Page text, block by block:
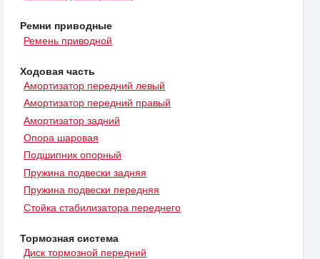
Ремни приводные
Ремень приводной
Ходовая часть
Амортизатор передний левый
Амортизатор передний правый
Амортизатор задний
Опора шаровая
Подшипник опорный
Пружина подвески задняя
Пружина подвески передняя
Стойка стабилизатора переднего
Тормозная система
Диск тормозной передний